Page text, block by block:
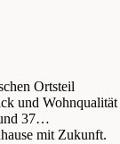
Ortsteil
und Wohnqualität
37
mit Zukunft.